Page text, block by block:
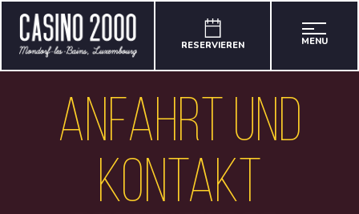
RESERVIEREN MENU
anfahrt und
kontakt